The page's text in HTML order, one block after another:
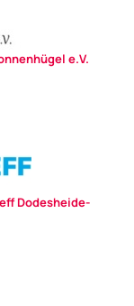
e.V.
Dodesheide-